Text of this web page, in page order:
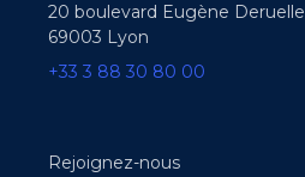
20 boulevard Eugène Deruelle
69003 Lyon
+33 3 88 30 80 00
Rejoignez-nous